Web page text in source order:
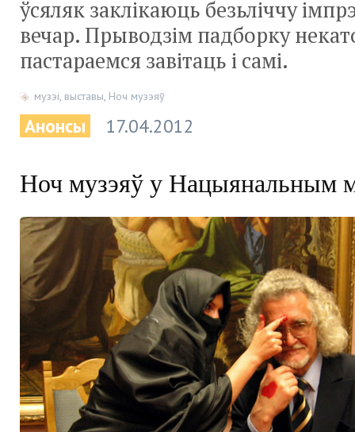
ўсяляк заклікаюць безьліччу
вечар. Прыводзім падборку
пастараемся завітаць і самі.
музэі, выставы, Ноч музэяў
Анонсы 17.04.2012
Ноч музэяў у Нацыянальным